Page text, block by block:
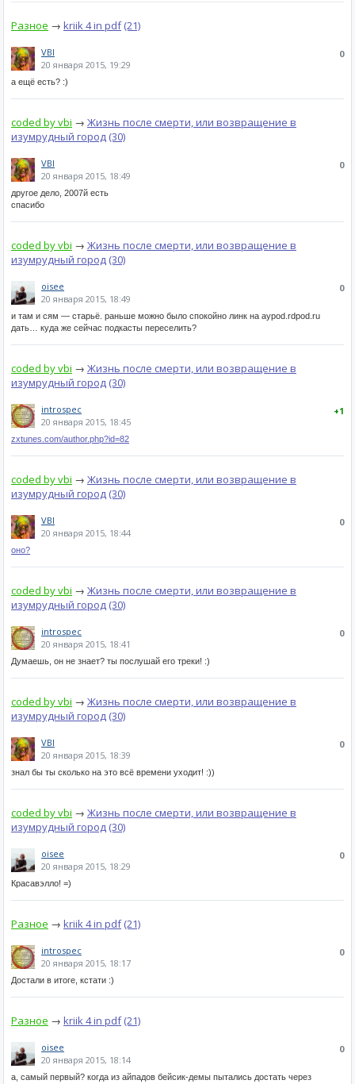
Разное → kriik 4 in pdf (21)
0
VBI
20 января 2015, 19:29
а ещё есть? :)
coded by vbi → Жизнь после смерти, или возвращение в
изумрудный город (30)
0
VBI
20 января 2015, 18:49
другое дело, 2007й есть
спасибо
coded by vbi → Жизнь после смерти, или возвращение в
изумрудный город (30)
0
oisee
20 января 2015, 18:49
и там и сям — старьё. раньше можно было спокойно линк на aypod.rdpod.ru
дать… куда же сейчас подкасты переселить?
coded by vbi → Жизнь после смерти, или возвращение в
изумрудный город (30)
+1
introspec
20 января 2015, 18:45
zxtunes.com/author.php?id=82
coded by vbi → Жизнь после смерти, или возвращение в
изумрудный город (30)
0
VBI
20 января 2015, 18:44
оно?
coded by vbi → Жизнь после смерти, или возвращение в
изумрудный город (30)
0
introspec
20 января 2015, 18:41
Думаешь, он не знает? ты послушай его треки! :)
coded by vbi → Жизнь после смерти, или возвращение в
изумрудный город (30)
0
VBI
20 января 2015, 18:39
знал бы ты сколько на это всё времени уходит! :))
coded by vbi → Жизнь после смерти, или возвращение в
изумрудный город (30)
0
oisee
20 января 2015, 18:29
Красавэлло! =)
Разное → kriik 4 in pdf (21)
0
introspec
20 января 2015, 18:17
Достали в итоге, кстати :)
Разное → kriik 4 in pdf (21)
0
oisee
20 января 2015, 18:14
а, самый первый? когда из айпадов бейсик-демы пытались достать через